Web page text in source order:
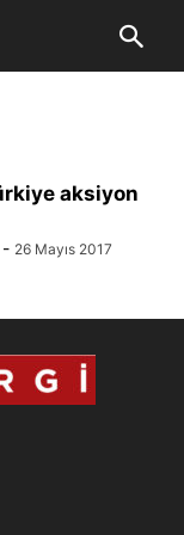
aksiyon
- 26 Mayıs 2017